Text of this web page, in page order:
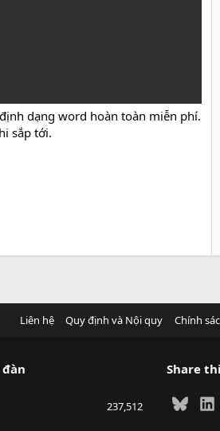
dạng word hoàn toàn miễn phí.
sắp tới.
Liên hệ Quy định và Nội quy Chính
237,512
Share